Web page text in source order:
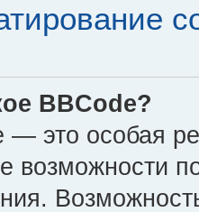
BBCode?
— это особая
возможности